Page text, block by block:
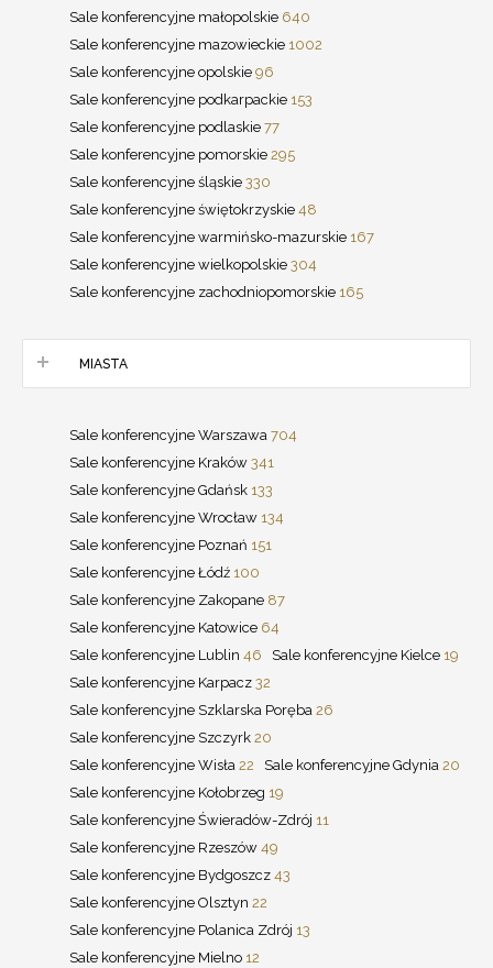
Sale konferencyjne małopolskie 640
Sale konferencyjne mazowieckie 1002
Sale konferencyjne opolskie 96
Sale konferencyjne podkarpackie 153
Sale konferencyjne podlaskie 77
Sale konferencyjne pomorskie 295
Sale konferencyjne śląskie 330
Sale konferencyjne świętokrzyskie 48
Sale konferencyjne warmińsko-mazurskie 167
Sale konferencyjne wielkopolskie 304
Sale konferencyjne zachodniopomorskie 165
MIASTA
Sale konferencyjne Warszawa 704
Sale konferencyjne Kraków 341
Sale konferencyjne Gdańsk 133
Sale konferencyjne Wrocław 134
Sale konferencyjne Poznań 151
Sale konferencyjne Łódź 100
Sale konferencyjne Zakopane 87
Sale konferencyjne Katowice 64
Sale konferencyjne Lublin 46 Sale konferencyjne Kielce 19
Sale konferencyjne Karpacz 32
Sale konferencyjne Szklarska Poręba 26
Sale konferencyjne Szczyrk 20
Sale konferencyjne Wisła 22 Sale konferencyjne Gdynia 20
Sale konferencyjne Kołobrzeg 19
Sale konferencyjne Świeradów-Zdrój 11
Sale konferencyjne Rzeszów 49
Sale konferencyjne Bydgoszcz 43
Sale konferencyjne Olsztyn 22
Sale konferencyjne Polanica Zdrój 13
Sale konferencyjne Mielno 12